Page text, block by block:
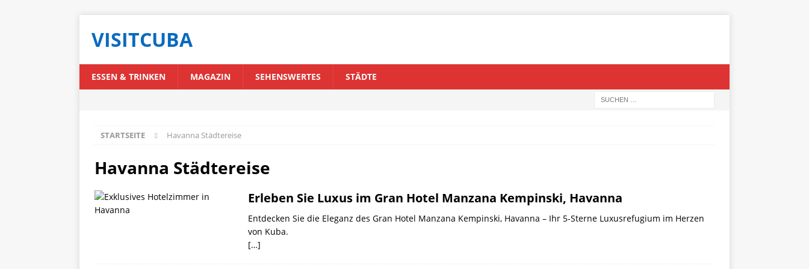
VISITCUBA
ESSEN & TRINKEN MAGAZIN SEHENSWERTES STÄDTE
STARTSEITE Havanna Städtereise
Havanna Städtereise
Erleben Sie Luxus im Gran Hotel Manzana Kempinski, Havanna
Entdecken Sie die Eleganz des Gran Hotel Manzana Kempinski, Havanna – Ihr 5-Sterne Luxusrefugium im Herzen
von Kuba.
[…]